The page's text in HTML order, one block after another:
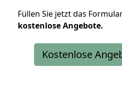
Füllen Sie jetzt das
kostenloseAngebote.
Kostenlose